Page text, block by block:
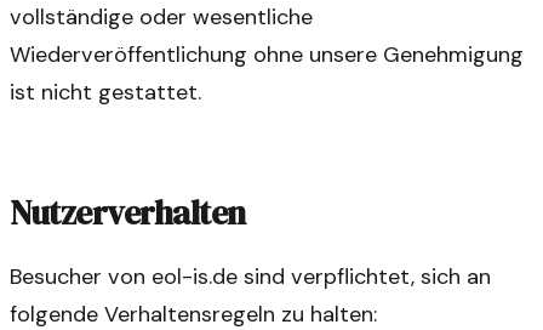
vollständige oder wesentliche
Wiederveröffentlichung ohne unsere Genehmigung
ist nicht gestattet.
Nutzerverhalten
Besucher von eol-is.de sind verpflichtet, sich an
folgende Verhaltensregeln zu halten: